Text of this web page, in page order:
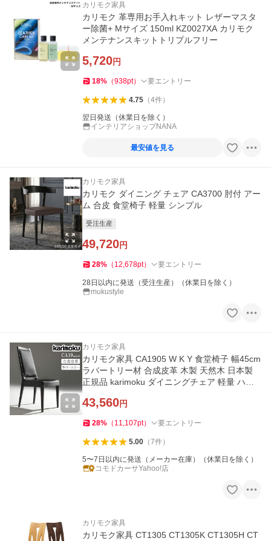
カリモク家具
カリモク 革専用お手入れキット レザーマスタ
ー除菌+ Mサイズ 150ml KZ0027XA カリモク
メンテナンスキットトリプルフリー
5,720円
18% （938pt） 要エントリー
4.75（4件）
翌日発送（休業日を除く）
インテリアショップNANA
最安値を見る
カリモク家具
カリモク ダイニング チェア CA3700 肘付 アー
ム 合皮 食堂椅子 軽量 シンプル
受注生産
49,720円
28% （ 12,678pt） 要エントリー
28日以内に発送（受注生産）（休業日を除く）
mukustyle
カリモク家具
カリモク家具 CA1905 W K Y 食堂椅子 幅45cm
ラバートリー材 合成皮革 木製 天然木 日本製
正規品 karimoku ダイニングチェア 軽量 ハイ
43,560円
28% （ 11,107pt） 要エントリー
5.00（7件）
5〜7日以内に発送（メーカー在庫）（休業日を除く）
コモドカーサYahoo!店
カリモク家具
カリモク家具 CT1305 CT1305K CT1305H CT